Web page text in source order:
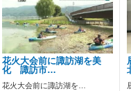
花火大会前に諏訪湖を美
化 諏訪市…
花火大会前に諏訪湖を…